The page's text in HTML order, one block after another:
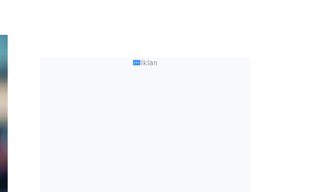
Iklan